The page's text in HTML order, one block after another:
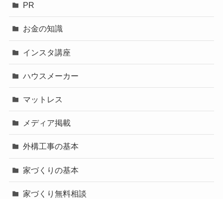
PR
お金の知識
インスタ講座
ハウスメーカー
マットレス
メディア掲載
外構工事の基本
家づくりの基本
家づくり無料相談